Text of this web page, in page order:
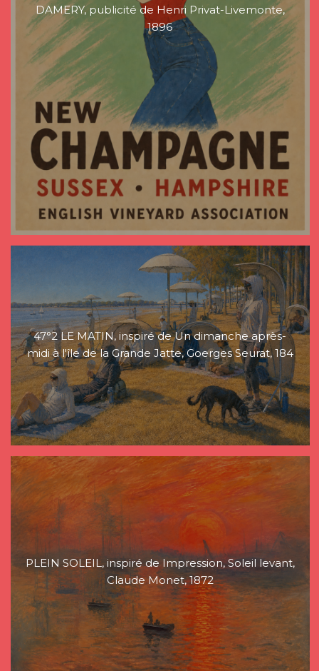
DAMERY, publicité de Henri Privat-Livemonte,
1896
47°2 LE MATIN, inspiré de Un dimanche après-
midi à l'île de la Grande Jatte, Goerges Seurat, 184
PLEIN SOLEIL, inspiré de Impression, Soleil levant,
Claude Monet, 1872